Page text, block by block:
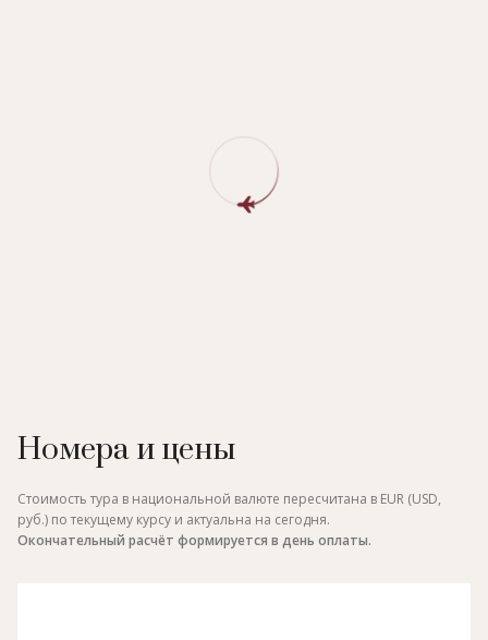
Номера и цены
Стоимость тура в национальной валюте пересчитана в EUR (USD,
руб.) по текущему курсу и актуальна на сегодня.
Окончательный расчёт формируется в день оплаты.